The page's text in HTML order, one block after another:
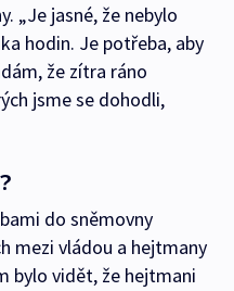
„Je jasné, že nebylo
hodin. Je potřeba, aby
že zítra ráno
jsme se dohodli,
do sněmovny
mezi vládou a hejtmany
bylo vidět, že hejtmani